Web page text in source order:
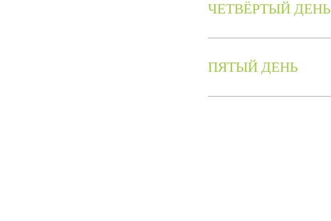
ЧЕТВЁРТЫЙ ДЕНЬ
ПЯТЫЙ ДЕНЬ